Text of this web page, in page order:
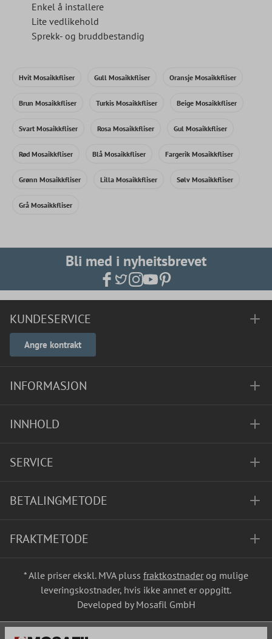
Enkel å installere
Lite vedlikehold
Sprekk- og bruddbestandig
Hvit Mosaikkfliser Gull Mosaikkfliser Oransje Mosaikkfliser
Brun Mosaikkfliser Turkis Mosaikkfliser Beige Mosaikkfliser
Svart Mosaikkfliser Rosa Mosaikkfliser Gul Mosaikkfliser
Rød Mosaikkfliser Blå Mosaikkfliser Fargerik Mosaikkfliser
Grønn Mosaikkfliser Lilla Mosaikkfliser Sølv Mosaikkfliser
Grå Mosaikkfliser
Bli med i nyheitsbrevet
KUNDESERVICE
Angre kontrakt
INFORMASJON
INNHOLD
SERVICE
BETALINGMETODE
FRAKTMETODE
* Alle priser ekskl. MVA pluss fraktkostnader og mulige
leveringskostnader, hvis ikke annet er oppgitt.
Developed by Mosafil GmbH